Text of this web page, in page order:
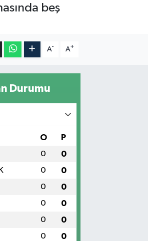
beş
A- A+
Durumu
O P
0 0
0 0
0 0
0 0
0 0
0 0